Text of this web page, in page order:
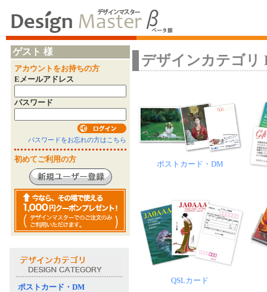
ゲスト 様
アカウントをお持ちの方
Eメールアドレス
パスワード
パスワードをお忘れの方はこちら
初めてご利用の方
ポストカード・DM
デザインカテゴリ
ポストカード・DM
QSLカード